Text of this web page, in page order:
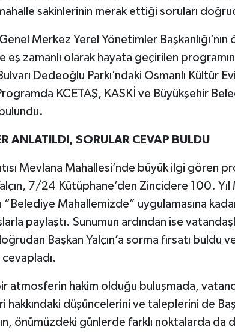
sakinlerinin merak ettiği soruları
Merkez Yerel Yönetimler
eş zamanlı olarak hayata geçirilen programın
Dedeoğlu Parkı’ndaki Osmanlı Kültür
KCETAŞ, KASKİ ve Büyükşehir
ANLATILDI, SORULAR CEVAP BULDU
Mevlana Mahallesi’nde büyük ilgi gören
7/24 Kütüphane’den Zincidere 100. Yıl
“Belediye Mahallemizde” uygulamasına
paylaştı. Sunumun ardından ise
Başkan Yalçın’a sorma fırsatı buldu
atmosferin hakim olduğu buluşmada,
hakkındaki düşüncelerini ve taleplerini de
önümüzdeki günlerde farklı noktalarda